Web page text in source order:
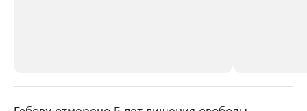
РБК Компании